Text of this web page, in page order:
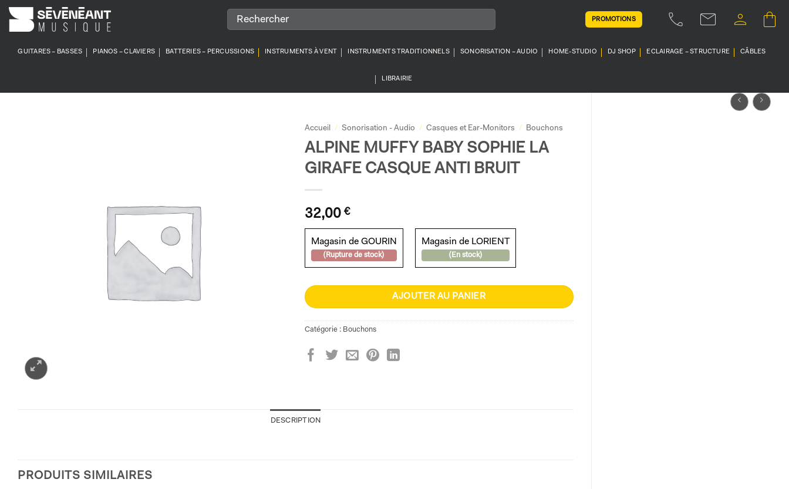
Passer
au
PROMOTIONS
GUITARES – BASSES PIANOS – CLAVIERS BATTERIES – PERCUSSIONS INSTRUMENTS À VENT INSTRUMENTS TRADITIONNELS SONORISATION – AUDIO HOME-STUDIO DJ SHOP ECLAIRAGE – STRUCTURE CÂBLES
LIBRAIRIE
Accueil / Sonorisation - Audio / Casques et Ear-Monitors / Bouchons
ALPINE MUFFY BABY SOPHIE LA
GIRAFE CASQUE ANTI BRUIT
32,00 €
Magasin de GOURIN
(Rupture de stock)
Magasin de LORIENT
(En stock)
AJOUTER AU PANIER
Catégorie : Bouchons
DESCRIPTION
PRODUITS SIMILAIRES